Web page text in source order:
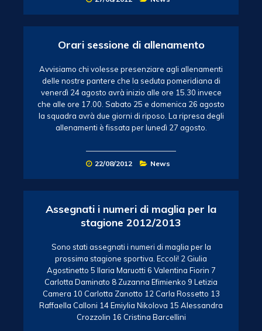
Orari sessione di allenamento
Avvisiamo chi volesse presenziare agli allenamenti
delle nostre pantere che la seduta pomeridiana di
venerdì 24 agosto avrà inizio alle ore 15.30 invece
che alle ore 17.00. Sabato 25 e domenica 26 agosto
la squadra avrà due giorni di riposo. La ripresa degli
allenamenti è fissata per lunedì 27 agosto.
22/08/2012 News
Assegnati i numeri di maglia per la
stagione 2012/2013
Sono stati assegnati i numeri di maglia per la
prossima stagione sportiva. Eccoli! 2 Giulia
Agostinetto 5 Ilaria Maruotti 6 Valentina Fiorin 7
Carlotta Daminato 8 Zuzanna Efimienko 9 Letizia
Camera 10 Carlotta Zanotto 12 Carla Rossetto 13
Raffaella Calloni 14 Emiylia Nikolova 15 Alessandra
Crozzolin 16 Cristina Barcellini